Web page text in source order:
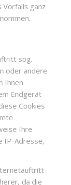
Vorfalls ganz
sog.
oder andere
Ihnen
Endgerät
Cookies
Ihre
IP-Adresse,
da die